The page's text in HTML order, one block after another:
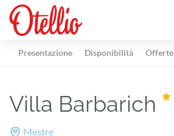
Presentazione Disponibilità Offerte
Villa Barbarich
Mestre